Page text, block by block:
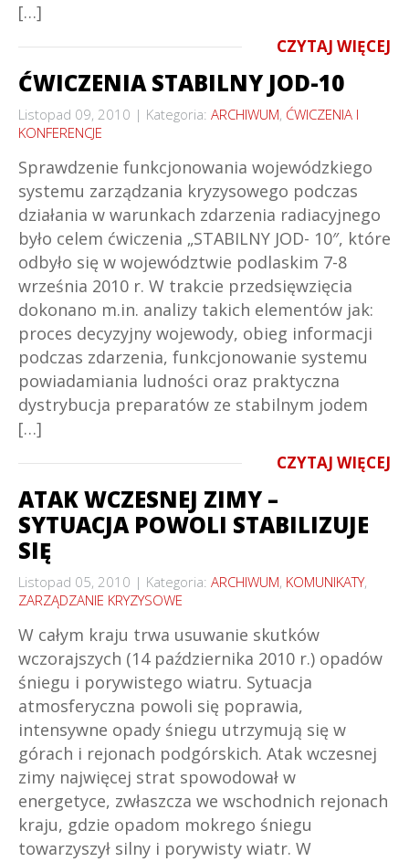
[…]
CZYTAJ WIĘCEJ
ĆWICZENIA STABILNY JOD-10
Listopad 09, 2010 Kategoria: ARCHIWUM, ĆWICZENIA I
KONFERENCJE
Sprawdzenie funkcjonowania wojewódzkiego
systemu zarządzania kryzysowego podczas
działania w warunkach zdarzenia radiacyjnego
było celem ćwiczenia „STABILNY JOD- 10″, które
odbyło się w województwie podlaskim 7-8
września 2010 r. W trakcie przedsięwzięcia
dokonano m.in. analizy takich elementów jak:
proces decyzyjny wojewody, obieg informacji
podczas zdarzenia, funkcjonowanie systemu
powiadamiania ludności oraz praktyczna
dystrybucja preparatów ze stabilnym jodem
[…]
CZYTAJ WIĘCEJ
ATAK WCZESNEJ ZIMY –
SYTUACJA POWOLI STABILIZUJE
SIĘ
Listopad 05, 2010 Kategoria: ARCHIWUM, KOMUNIKATY,
ZARZĄDZANIE KRYZYSOWE
W całym kraju trwa usuwanie skutków
wczorajszych (14 października 2010 r.) opadów
śniegu i porywistego wiatru. Sytuacja
atmosferyczna powoli się poprawia,
intensywne opady śniegu utrzymują się w
górach i rejonach podgórskich. Atak wczesnej
zimy najwięcej strat spowodował w
energetyce, zwłaszcza we wschodnich rejonach
kraju, gdzie opadom mokrego śniegu
towarzyszył silny i porywisty wiatr. W